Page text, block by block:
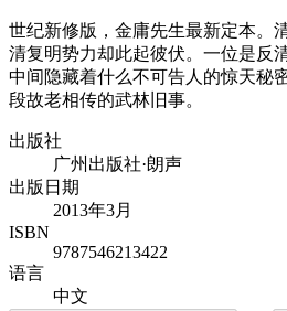
世纪新修版，金庸先生最新定本。
清复明势力却此起彼伏。一位是反
中间隐藏着什么不可告人的惊天秘
段故老相传的武林旧事。
出版社
广州出版社·朗声
出版日期
2013年3月
ISBN
9787546213422
语言
中文